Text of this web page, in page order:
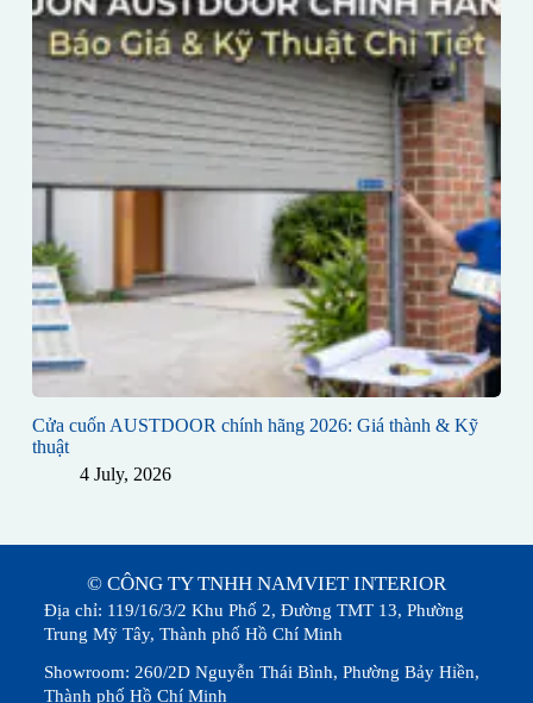
Cửa cuốn AUSTDOOR chính hãng 2026: Giá thành & Kỹ
thuật
4 July, 2026
© CÔNG TY TNHH NAMVIET INTERIOR
Địa chỉ: 119/16/3/2 Khu Phố 2, Đường TMT 13, Phường
Trung Mỹ Tây, Thành phố Hồ Chí Minh
Showroom: 260/2D Nguyễn Thái Bình, Phường Bảy Hiền,
Thành phố Hồ Chí Minh